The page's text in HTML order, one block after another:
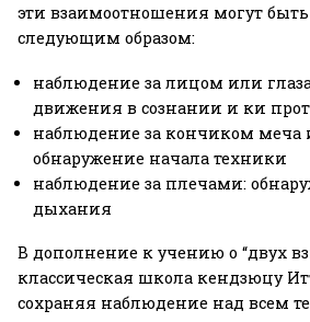
эти взаимоотношения могут
следующим образом:
наблюдение за лицом или
движения в сознании и ки
наблюдение за кончиком меча
обнаружение начала техники
наблюдение за плечами:
дыхания
В дополнение к учению о “двух
классическая школа кендзюцу
сохраняя наблюдение над всем